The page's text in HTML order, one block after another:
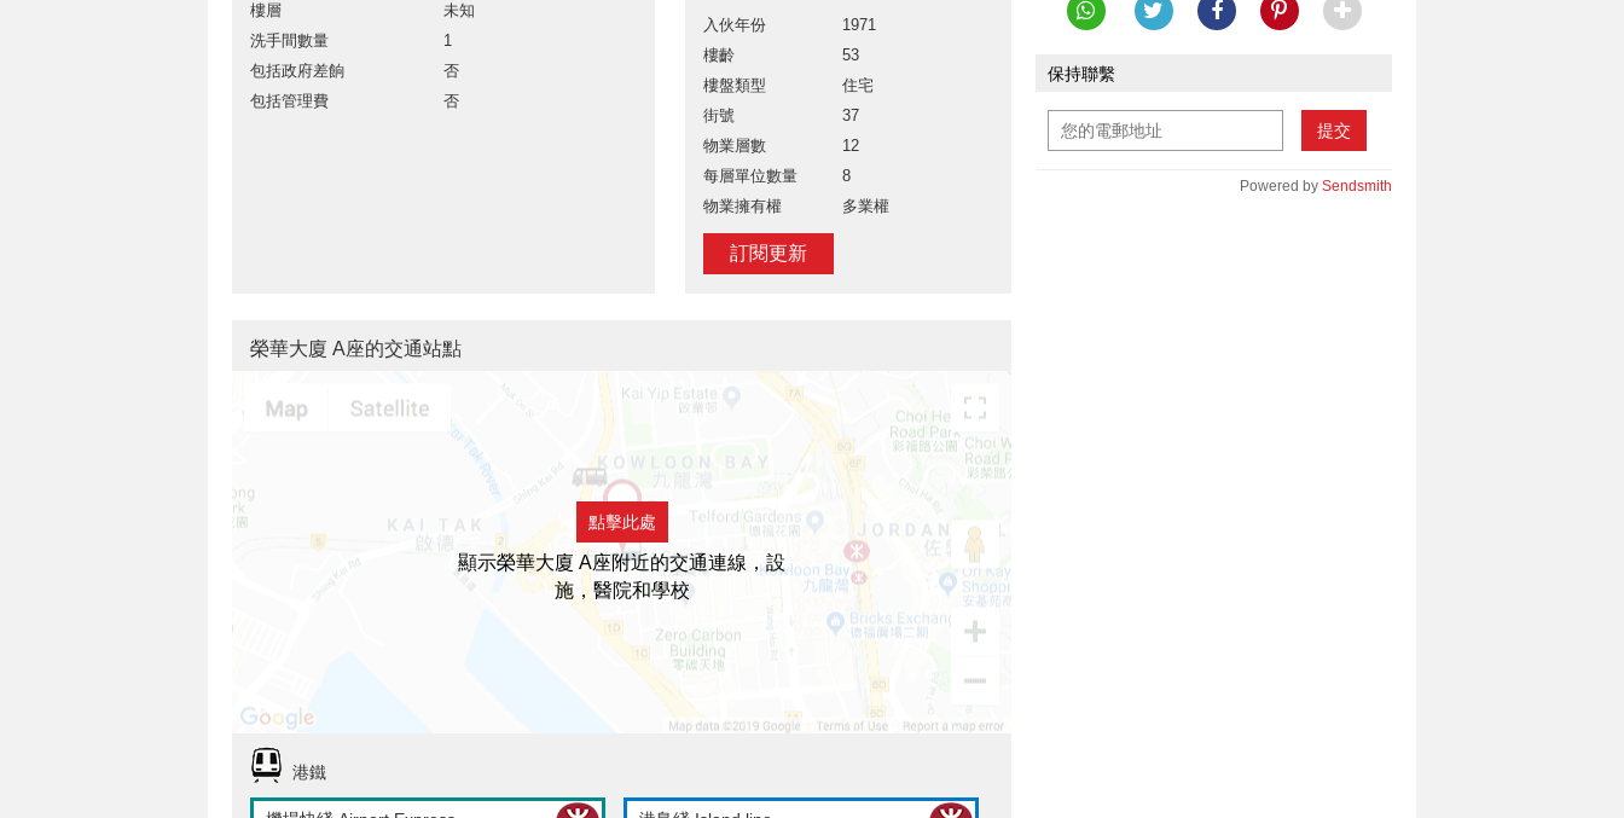
樓層
未知
洗手間數量
1
包括政府差餉
否
包括管理費
否
入伙年份
1971
樓齡
53
樓盤類型
住宅
街號
37
物業層數
12
每層單位數量
8
物業擁有權
多業權
訂閱更新
保持聯繫
提交
Powered by Sendsmith
榮華大廈 A座的交通站點
點擊此處
顯示榮華大廈 A座附近的交通連線，設
施，醫院和學校
港鐵